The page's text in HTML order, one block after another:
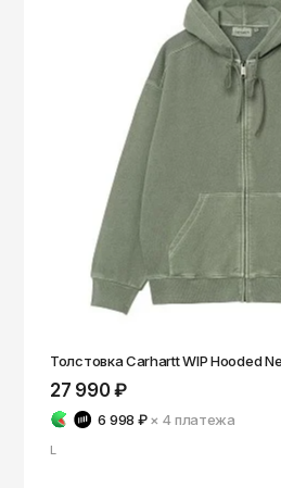
Толстовка Carhartt WIP Hooded
27 990 ₽
6 998 ₽ × 4платежа
L